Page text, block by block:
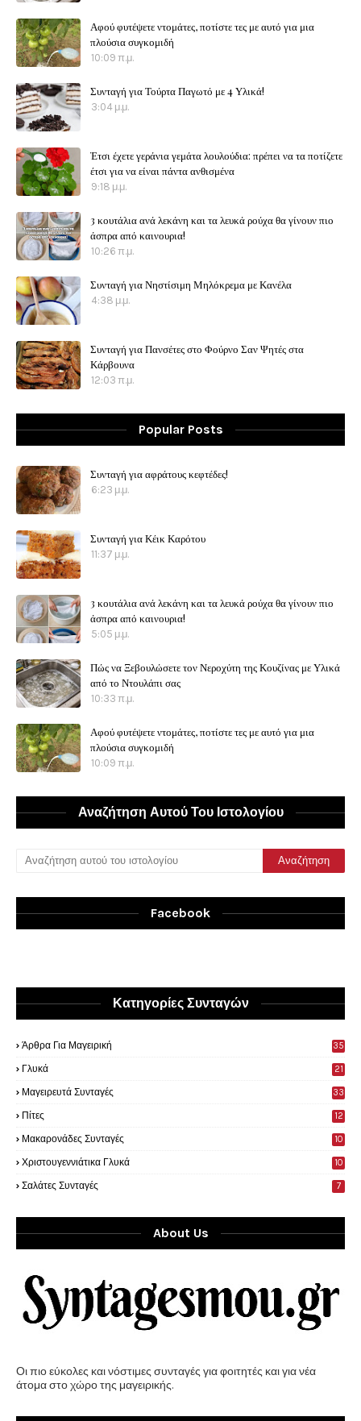
Αφού φυτέψετε ντομάτες, ποτίστε τες με αυτό για μια
πλούσια συγκομιδή
10:09 π.μ.
Συνταγή για Τούρτα Παγωτό με 4 Υλικά!
3:04 μ.μ.
Έτσι έχετε γεράνια γεμάτα λουλούδια: πρέπει να τα ποτίζετε
έτσι για να είναι πάντα ανθισμένα
9:18 μ.μ.
3 κουτάλια ανά λεκάνη και τα λευκά ρούχα θα γίνουν πιο
άσπρα από καινουρια!
10:26 π.μ.
Συνταγή για Νηστίσιμη Μηλόκρεμα με Κανέλα
4:38 μ.μ.
Συνταγή για Πανσέτες στο Φούρνο Σαν Ψητές στα
Κάρβουνα
12:03 π.μ.
Popular Posts
Συνταγή για αφράτους κεφτέδες!
6:23 μ.μ.
Συνταγή για Κέικ Καρότου
11:37 μ.μ.
3 κουτάλια ανά λεκάνη και τα λευκά ρούχα θα γίνουν πιο
άσπρα από καινουρια!
5:05 μ.μ.
Πώς να Ξεβουλώσετε τον Νεροχύτη της Κουζίνας με Υλικά
από το Ντουλάπι σας
10:33 π.μ.
Αφού φυτέψετε ντομάτες, ποτίστε τες με αυτό για μια
πλούσια συγκομιδή
10:09 π.μ.
Αναζήτηση Αυτού Του Ιστολογίου
Facebook
Κατηγορίες Συνταγών
Άρθρα Για Μαγειρική
35
Γλυκά
21
Μαγειρευτά Συνταγές 33
Πίτες 12
Μακαρονάδες Συνταγές 10
Χριστουγεννιάτικα Γλυκά 10
Σαλάτες Συνταγές 7
About Us
Οι πιο εύκολες και νόστιμες συνταγές για φοιτητές και για νέα
άτομα στο χώρο της μαγειρικής.